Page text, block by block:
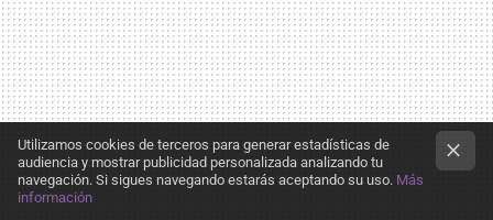
Utilizamos cookies de terceros para generar estadísticas de
audiencia y mostrar publicidad personalizada analizando tu
navegación. Si sigues navegando estarás aceptando su uso. Más
información